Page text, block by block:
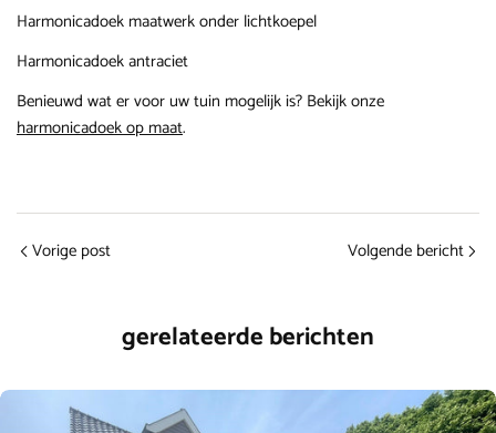
Harmonicadoek maatwerk onder lichtkoepel
Harmonicadoek antraciet
Benieuwd wat er voor uw tuin mogelijk is? Bekijk onze
harmonicadoek op maat.
Vorige post Volgende bericht
gerelateerde berichten